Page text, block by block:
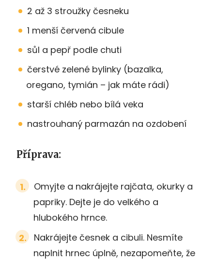
2 až 3 stroužky česneku
1 menší červená cibule
sůl a pepř podle chuti
čerstvé zelené bylinky (bazalka,
oregano, tymián – jak máte rádi)
starší chléb nebo bílá veka
nastrouhaný parmazán na ozdobení
Příprava:
Omyjte a nakrájejte rajčata, okurky a
papriky. Dejte je do velkého a
hlubokého hrnce.
Nakrájejte česnek a cibuli. Nesmíte
naplnit hrnec úplně, nezapomeňte, že